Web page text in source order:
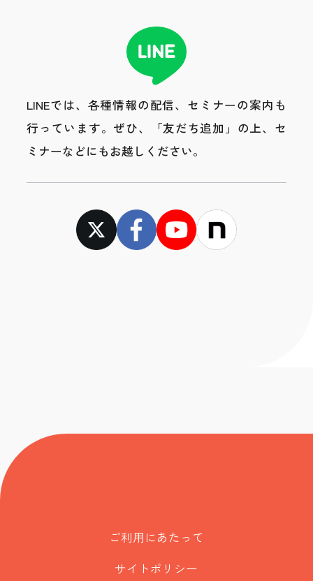
LINEでは、各種情報の配信、セミナーの案内も
行っています。 ぜひ、「友だち追加」の上、セ
ミナーなどにもお越しください。
ご利用にあたって
サイトポリシー